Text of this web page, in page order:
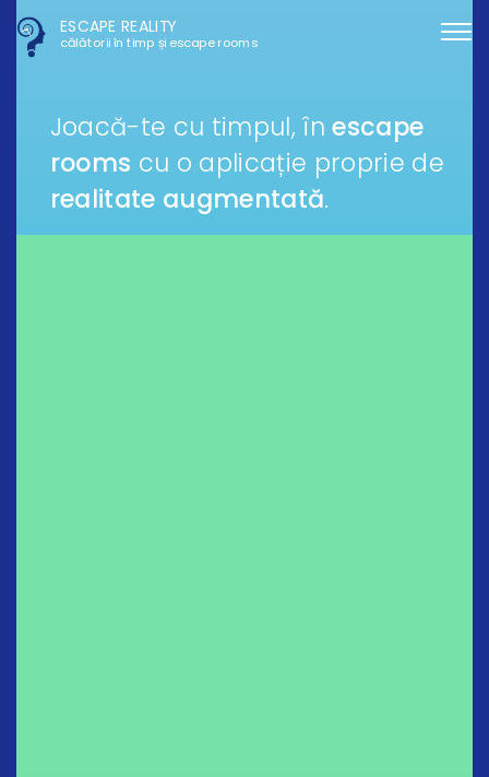
ESCAPE REALITY
călătorii în timp și escape rooms
Joacă-te cu timpul, înescape
rooms cu o aplicație proprie de
realitate augmentată.​​